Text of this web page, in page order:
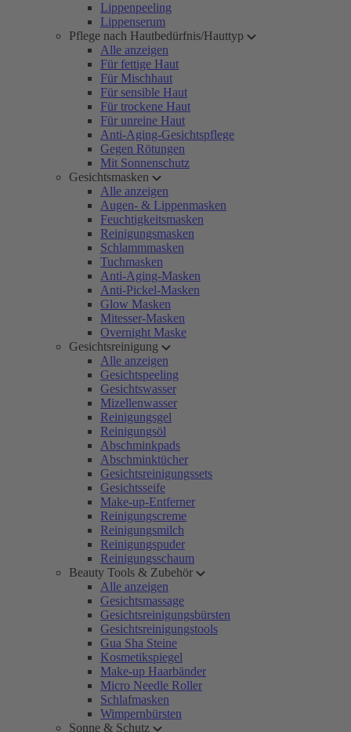
Lippenpeeling
Lippenserum
Pflege nach Hautbedürfnis/Hauttyp
Alle anzeigen
Für fettige Haut
Für Mischhaut
Für sensible Haut
Für trockene Haut
Für unreine Haut
Anti-Aging-Gesichtspflege
Gegen Rötungen
Mit Sonnenschutz
Gesichtsmasken
Alle anzeigen
Augen- & Lippenmasken
Feuchtigkeitsmasken
Reinigungsmasken
Schlammmasken
Tuchmasken
Anti-Aging-Masken
Anti-Pickel-Masken
Glow Masken
Mitesser-Masken
Overnight Maske
Gesichtsreinigung
Alle anzeigen
Gesichtspeeling
Gesichtswasser
Mizellenwasser
Reinigungsgel
Reinigungsöl
Abschminkpads
Abschminktücher
Gesichtsreinigungssets
Gesichtsseife
Make-up-Entferner
Reinigungscreme
Reinigungsmilch
Reinigungspuder
Reinigungsschaum
Beauty Tools & Zubehör
Alle anzeigen
Gesichtsmassage
Gesichtsreinigungsbürsten
Gesichtsreinigungstools
Gua Sha Steine
Kosmetikspiegel
Make-up Haarbänder
Micro Needle Roller
Schlafmasken
Wimpernbürsten
Sonne & Schutz